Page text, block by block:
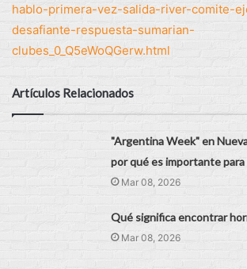
hablo-primera-vez-salida-river-comite-
desafiante-respuesta-sumarian-
clubes_0_Q5eWoQGerw.html
Artículos Relacionados
"Argentina Week" en
por qué es importante para
Mar 08, 2026
Qué significa encontrar
Mar 08, 2026